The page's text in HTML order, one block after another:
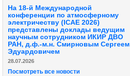
На 18-й Международной
конференции по атмосферному
электричеству (ICAE 2026)
представлены доклады ведущим
научным сотрудником ИКИР ДВО
РАН, д.ф.-м.н. Смирновым Сергеем
Эдуардовичем
28.07.2026
Посмотреть все новости